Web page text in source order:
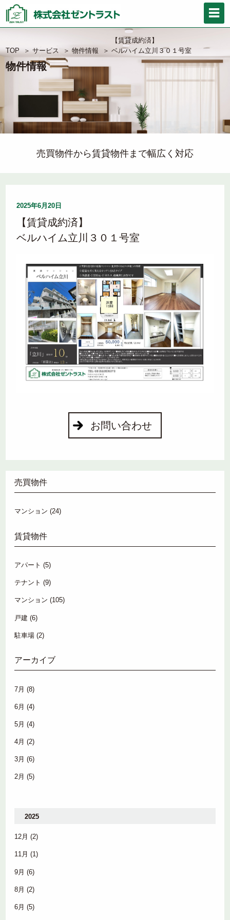
TOP ＞ サービス ＞ 物件情報 ＞
【賃貸成約済】
ベルハイム立川３０１号室
物件情報
売買物件から賃貸物件まで幅広く対応
2025年6月20日
【賃貸成約済】
ベルハイム立川３０１号室
お問い合わせ
売買物件
マンション (24)
賃貸物件
アパート (5)
テナント (9)
マンション (105)
戸建 (6)
駐車場 (2)
アーカイブ
7月 (8)
6月 (4)
5月 (4)
4月 (2)
3月 (6)
2月 (5)
2025
12月 (2)
11月 (1)
9月 (6)
8月 (2)
6月 (5)